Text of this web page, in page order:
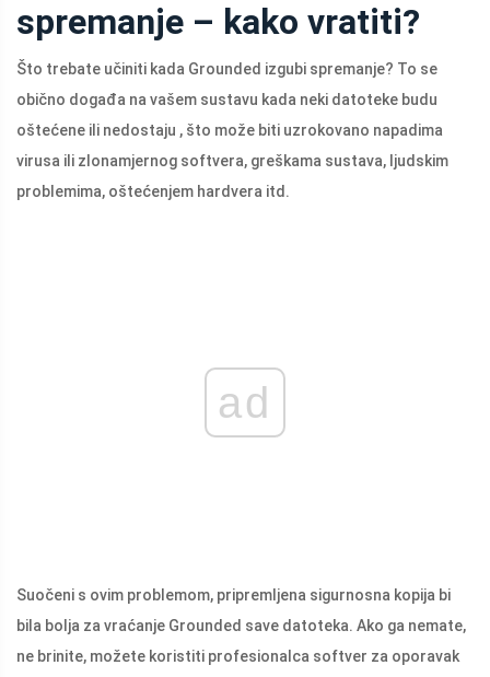
spremanje – kako vratiti?
Što trebate učiniti kada Grounded izgubi spremanje? To se
obično događa na vašem sustavu kada neki datoteke budu
oštećene ili nedostaju , što može biti uzrokovano napadima
virusa ili zlonamjernog softvera, greškama sustava, ljudskim
problemima, oštećenjem hardvera itd.
ad
Suočeni s ovim problemom, pripremljena sigurnosna kopija bi
bila bolja za vraćanje Grounded save datoteka. Ako ga nemate,
ne brinite, možete koristiti profesionalca softver za oporavak